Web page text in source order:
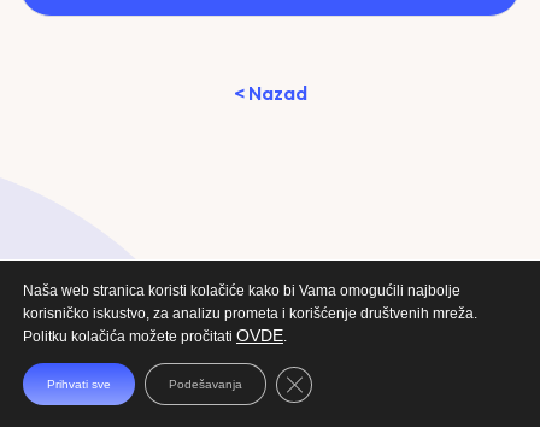
< Nazad
Naša web stranica koristi kolačiće kako bi Vama omogućili najbolje
korisničko iskustvo, za analizu prometa i korišćenje društvenih mreža.
Politku kolačića možete pročitati OVDE.
Prihvati sve Podešavanja Close GDPR Cookie Banner